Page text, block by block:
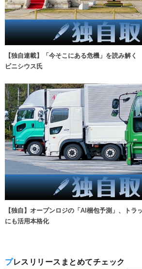
【独自連載】「今そこにある危機」を読み解
ビニシウス氏
【独自】オープンロジの「AI梱包予測」、トラ
にも活用本格化
プレスリリースまとめてチェック